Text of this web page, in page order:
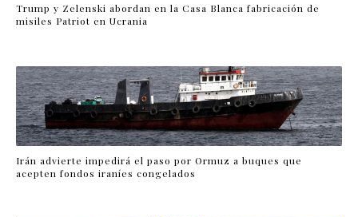
Trump y Zelenski abordan en la Casa Blanca fabricación de
misiles Patriot en Ucrania
Irán advierte impedirá el paso por Ormuz a buques que
acepten fondos iraníes congelados